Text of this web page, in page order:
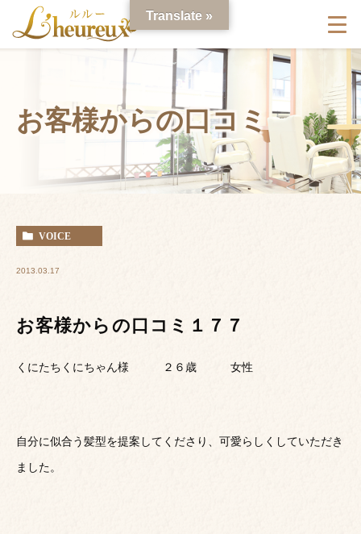
お客様からの口コミ
VOICE
2013.03.17
お客様からの口コミ１７７
くにたちくにちゃん様 ２６歳 女性
自分に似合う髪型を提案してくださり、可愛らしくしていただき
ました。
Translate »